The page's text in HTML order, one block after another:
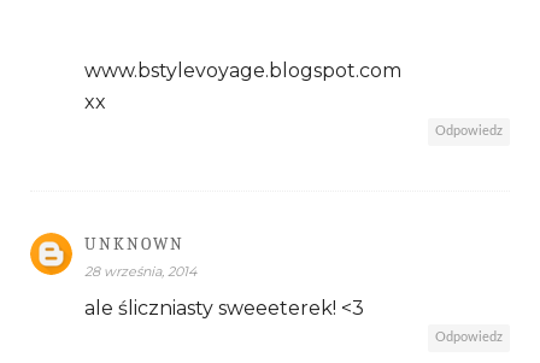
www.bstylevoyage.blogspot.com
xx
Odpowiedz
UNKNOWN
28 września, 2014
ale śliczniasty sweeeterek! <3
Odpowiedz